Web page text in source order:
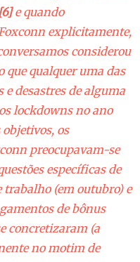
e quando
explicitamente,
considerou
que qualquer uma das
desastres de alguma
lockdownsno ano
os
preocupavam-se
específicas de
trabalho (em outubro) e
de bônus
concretizaram (a
no motim de